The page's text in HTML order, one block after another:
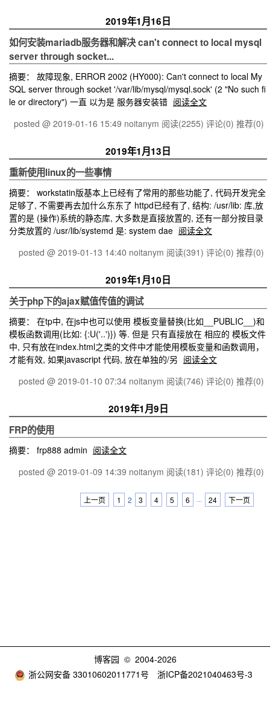
2019年1月16日
如何安装mariadb服务器和解决 can't connect to local mysql
server through socket...
摘要： 故障现象, ERROR 2002 (HY000): Can't connect to local My
SQL server through socket '/var/lib/mysql/mysql.sock' (2 "No such fi
le or directory") 一直 以为是 服务器安装错 阅读全文
posted @ 2019-01-16 15:49 noitanym 阅读(2255) 评论(0) 推荐(0)
2019年1月13日
重新使用linux的一些事情
摘要： workstatin版基本上已经有了常用的那些功能了, 代码开发完全
足够了, 不需要再去加什么东东了 httpd已经有了, 结构: /usr/lib: 库,放
置的是 (操作)系统的静态库, 大多数是直接放置的, 还有一部分按目录
分类放置的 /usr/lib/systemd 是: system dae 阅读全文
posted @ 2019-01-13 14:40 noitanym 阅读(391) 评论(0) 推荐(0)
2019年1月10日
关于php下的ajax赋值传值的调试
摘要： 在tp中, 在js中也可以使用 模板变量替换(比如__PUBLIC__)和
模板函数调用(比如: {:U('..')}) 等. 但是 只有直接放在 相应的 模板文件
中, 只有放在index.html之类的文件中才能使用模板变量和函数调用，
才能有效, 如果javascript 代码, 放在单独的/另 阅读全文
posted @ 2019-01-10 07:34 noitanym 阅读(746) 评论(0) 推荐(0)
2019年1月9日
FRP的使用
摘要： frp888 admin 阅读全文
posted @ 2019-01-09 14:39 noitanym 阅读(181) 评论(0) 推荐(0)
上一页 1 2 3 4 5 6 ··· 24 下一页
博客园 © 2004-2026
浙公网安备 33010602011771号
浙ICP备2021040463号-3